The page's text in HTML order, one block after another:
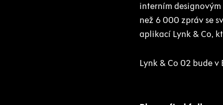
interním
než 6 000 zpráv se
aplikací Lynk & Co,
Lynk & Co 02 bude